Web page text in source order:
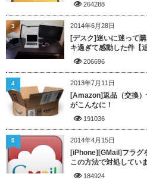
264288
2014年6月28日
[デスク]迷いに迷って
キ過ぎて感動した件【
206696
3
2013年7月11日
[Amazon]返品（交換
がこんなに！
191036
4
2014年4月15日
[iPhone][GMail]フラグ
この方法で対処してい
184924
5